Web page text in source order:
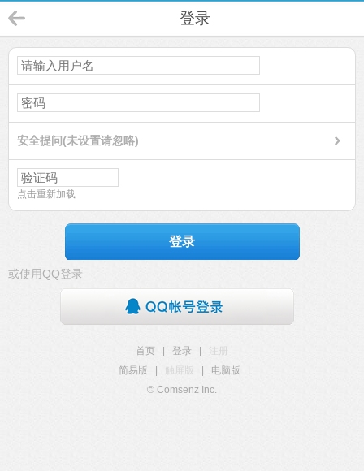
登录
安全提问(未设置请忽略)
点击重新加载
登录
或使用QQ登录
首页 登录
注册
简易版
触屏版 电脑版
© Comsenz Inc.